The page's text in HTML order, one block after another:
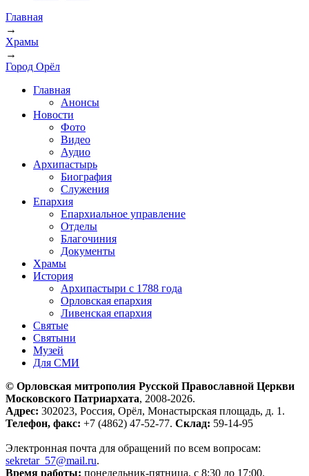
Вы здесь
Главная
→
Храмы
→
Город Орёл
Главная
Анонсы
Новости
Фото
Видео
Аудио
Архипастырь
Биография
Служения
Епархия
Епархиальное управление
Отделы
Благочиния
Документы
Храмы
История
Архипастыри с 1788 года
Орловская епархия
Ливенская епархия
Святые
Святыни
Музей
Для СМИ
© Орловская митрополия Русской Православной Церкви
Московского Патриархата, 2008-2026.
Адрес: 302023, Россия, Орёл, Монастырская площадь, д. 1.
Телефон, факс: +7 (4862) 47-52-77. Склад: 59-14-95
Электронная почта для обращений по всем вопросам:
sekretar_57@mail.ru.
Время работы: понедельник-пятница, с 8:30 до 17:00.